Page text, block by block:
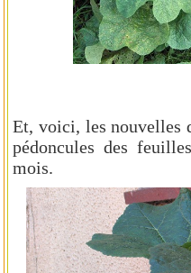
Et, voici, les nouvelles
pédoncules des
mois.